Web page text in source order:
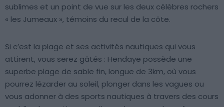
sublimes et un point de vue sur les deux célèbres rochers
« les Jumeaux », témoins du recul de la côte.
Si c’est la plage et ses activités nautiques qui vous
attirent, vous serez gâtés : Hendaye possède une
superbe plage de sable fin, longue de 3km, où vous
pourrez lézarder au soleil, plonger dans les vagues ou
vous adonner à des sports nautiques à travers des cours